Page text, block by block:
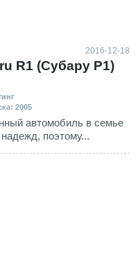
2016-12-18
R1 (Субару Р1)
2005
автомобиль в семье
поэтому...